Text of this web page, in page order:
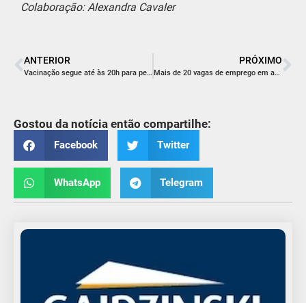
Colaboração: Alexandra Cavaler
ANTERIOR
Vacinação segue até às 20h para pessoas com 32 anos ou mais
PRÓXIMO
Mais de 20 vagas de emprego em aberto para empresas da região
Gostou da notícia então compartilhe:
Facebook Twitter
WhatsApp Telegram